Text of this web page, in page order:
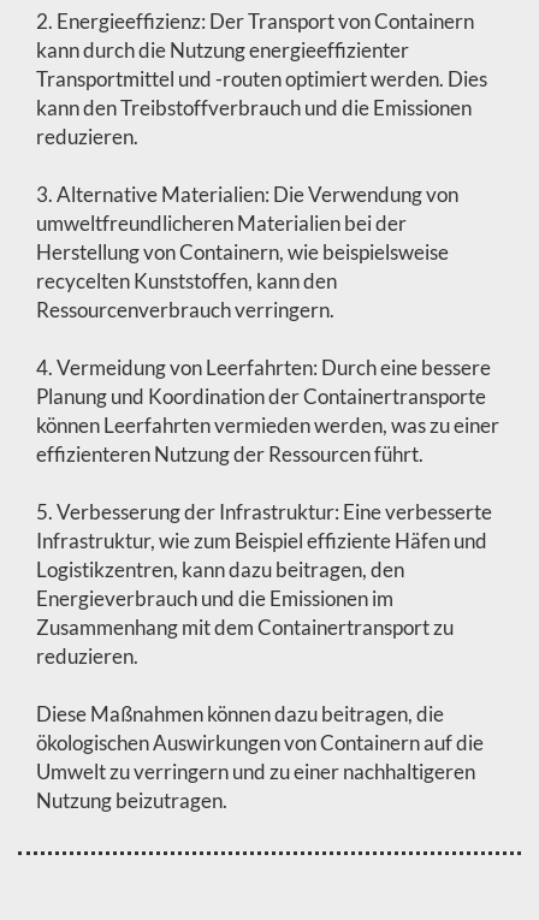
2. Energieeffizienz: Der Transport von Containern
kann durch die Nutzung energieeffizienter
Transportmittel und -routen optimiert werden. Dies
kann den Treibstoffverbrauch und die Emissionen
reduzieren.
3. Alternative Materialien: Die Verwendung von
umweltfreundlicheren Materialien bei der
Herstellung von Containern, wie beispielsweise
recycelten Kunststoffen, kann den
Ressourcenverbrauch verringern.
4. Vermeidung von Leerfahrten: Durch eine bessere
Planung und Koordination der Containertransporte
können Leerfahrten vermieden werden, was zu einer
effizienteren Nutzung der Ressourcen führt.
5. Verbesserung der Infrastruktur: Eine verbesserte
Infrastruktur, wie zum Beispiel effiziente Häfen und
Logistikzentren, kann dazu beitragen, den
Energieverbrauch und die Emissionen im
Zusammenhang mit dem Containertransport zu
reduzieren.
Diese Maßnahmen können dazu beitragen, die
ökologischen Auswirkungen von Containern auf die
Umwelt zu verringern und zu einer nachhaltigeren
Nutzung beizutragen.